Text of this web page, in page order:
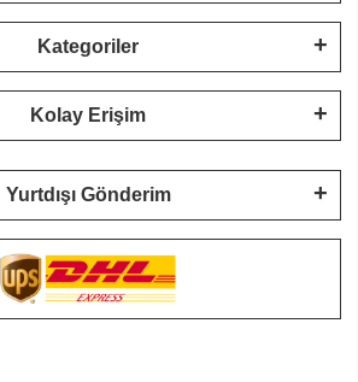
Kategoriler
Kolay Erişim
Yurtdışı Gönderim